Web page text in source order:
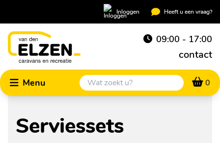
Inloggen Heeft u een vraag?
09:00 - 17:00
contact
Menu 0
Serviessets